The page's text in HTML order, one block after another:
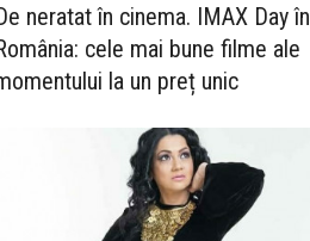
neratat în cinema. IMAX Day în
cele mai bune filme ale
la un preț unic